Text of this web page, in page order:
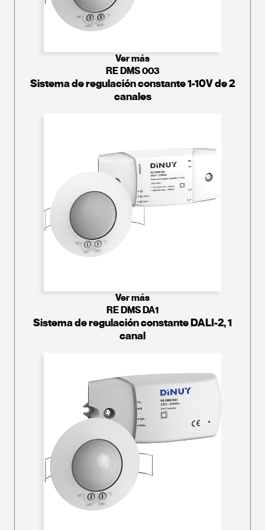
Ver más
RE DMS 003
Sistema de regulación constante 1-10V de 2
canales
Ver más
RE DMS DA1
Sistema de regulación constante DALI-2, 1
canal